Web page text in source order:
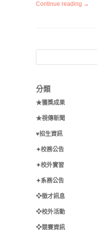
Continue reading →
分類
★獲獎成果
★視傳新聞
♥招生資訊
✦校務公告
✦校外實習
✦系務公告
❖徵才訊息
❖校外活動
❖競賽資訊